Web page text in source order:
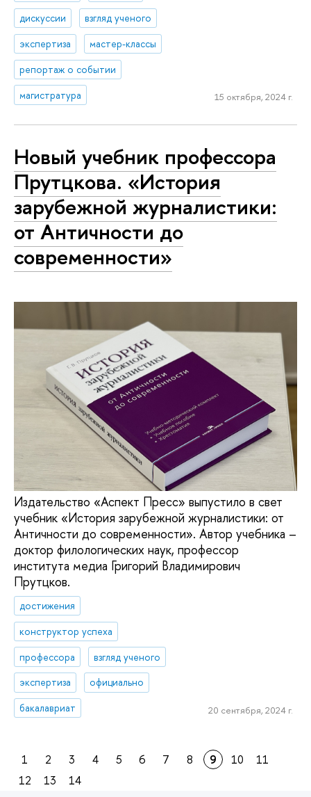
дискуссии
взгляд ученого
экспертиза
мастер-классы
репортаж о событии
магистратура
15 октября, 2024 г.
Новый учебник профессора
Прутцкова. «История
зарубежной журналистики:
от Античности до
современности»
Издательство «Аспект Пресс» выпустило в свет
учебник «История зарубежной журналистики: от
Античности до современности». Автор учебника –
доктор филологических наук, профессор
института медиа Григорий Владимирович
Прутцков.
достижения
конструктор успеха
профессора
взгляд ученого
экспертиза
официально
бакалавриат
20 сентября, 2024 г.
1 2 3 4 5 6 7 8 9 10
11
12
13 14